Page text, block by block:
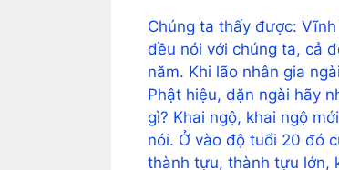
Chúng ta thấy được:
đều nói với chúng ta, cả
năm. Khi lão nhân gia
Phật hiệu, dặn ngài hãy
gì? Khai ngộ, khai ngộ
nói. Ở vào độ tuổi 20 đó
thành tựu, thành tựu lớn,